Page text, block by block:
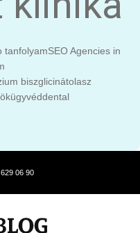
tanfolyamSEO Agencies in
biszglicinátolasz
ügyvéddental
06 90